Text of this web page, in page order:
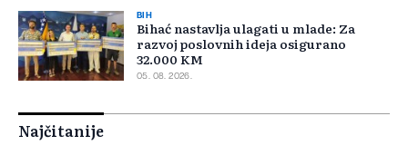
BIH
Bihać nastavlja ulagati u mlade: Za
razvoj poslovnih ideja osigurano
32.000 KM
05. 08. 2026.
Najčitanije